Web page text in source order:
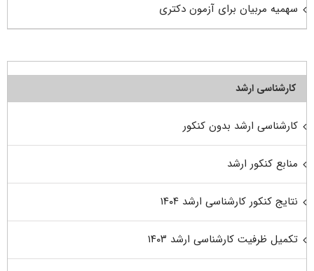
سهمیه مربیان برای آزمون دکتری
کارشناسی ارشد
کارشناسی ارشد بدون کنکور
منابع کنکور ارشد
نتایج کنکور کارشناسی ارشد ۱۴۰۴
تکمیل ظرفیت کارشناسی ارشد ۱۴۰۳